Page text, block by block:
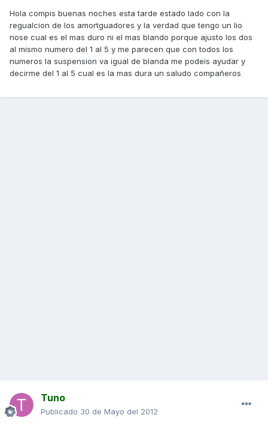
Hola compis buenas noches esta tarde estado lado con la
regualcion de los amortguadores y la verdad que tengo un lio
nose cual es el mas duro ni el mas blando porque ajusto los dos
al mismo numero del 1 al 5 y me parecen que con todos los
numeros la suspension va igual de blanda me podeis ayudar y
decirme del 1 al 5 cual es la mas dura un saludo compañeros
Tuno
Publicado 30 de Mayo del 2012